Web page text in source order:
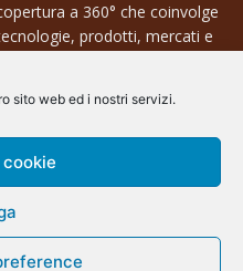
sito web ed i nostri servizi.
a 360° che coinvolge
prodotti, mercati e